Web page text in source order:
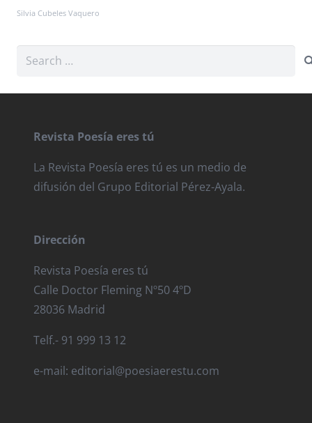
Silvia Cubeles Vaquero
Search
Revista Poesía eres tú
La Revista Poesía eres tú es un medio de
difusión del Grupo Editorial Pérez-Ayala.
Dirección
Revista Poesía eres tú
Calle Doctor Fleming Nº50 4ºD
28036 Madrid
Telf.- 91 999 13 12
e-mail: editorial@poesiaerestu.com